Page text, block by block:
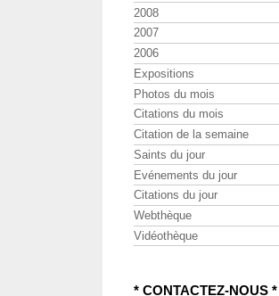
2008
2007
2006
Expositions
Photos du mois
Citations du mois
Citation de la semaine
Saints du jour
Evénements du jour
Citations du jour
Webthèque
Vidéothèque
* CONTACTEZ-NOUS *